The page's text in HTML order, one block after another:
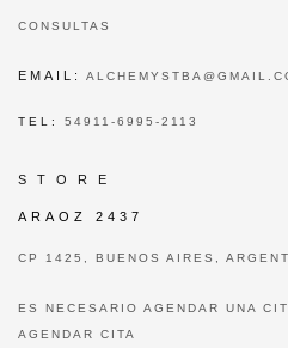
CONSULTAS
EMAIL:
TEL: 54911-6995-2113
S T O R E
ARAOZ 2437
CP 1425, BUENOS AIRES,
ES NECESARIO AGENDAR UNA
AGENDAR CITA